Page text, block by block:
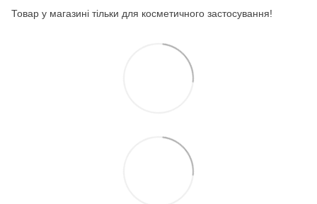
Товар у магазині тільки для косметичного застосування!